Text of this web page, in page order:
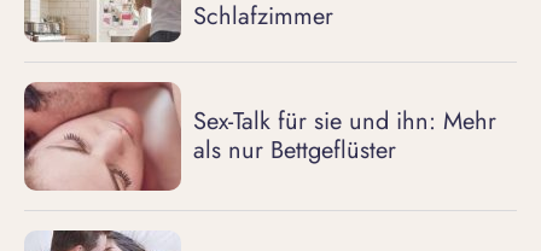
Schlafzimmer
Sex-Talk für sie und ihn: Mehr
als nur Bettgeflüster